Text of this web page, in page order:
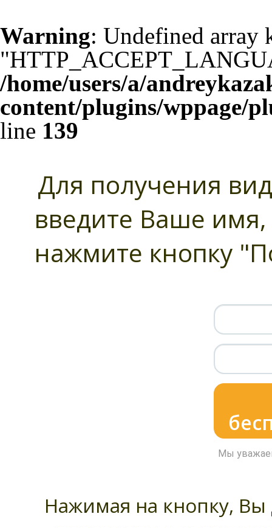
Warning: Undefined array
/home/users/a/
content/plugins/wppage/
line 139
Для получения
введите Ваше
нажмите кнопку
Мы
Нажимая на кнопку, Вы